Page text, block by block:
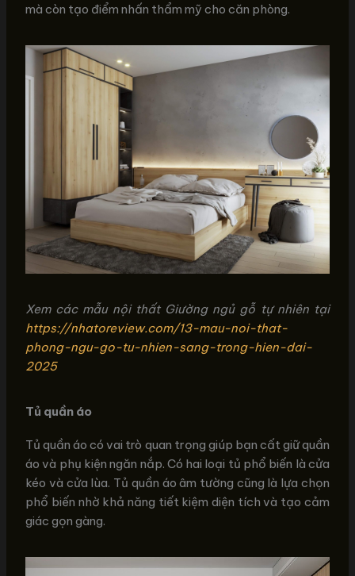
mà còn tạo điểm nhấn thẩm mỹ cho căn phòng.
Xem các mẫu nội thất Giường ngủ gỗ tự nhiên tại
https://nhatoreview.com/13-mau-noi-that-
phong-ngu-go-tu-nhien-sang-trong-hien-dai-
2025
Tủ quần áo
Tủ quần áo có vai trò quan trọng giúp bạn cất giữ quần
áo và phụ kiện ngăn nắp. Có hai loại tủ phổ biến là cửa
kéo và cửa lùa. Tủ quần áo âm tường cũng là lựa chọn
phổ biến nhờ khả năng tiết kiệm diện tích và tạo cảm
giác gọn gàng.